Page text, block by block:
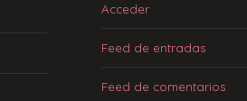
Acceder
Feed de entradas
Feed de comentarios